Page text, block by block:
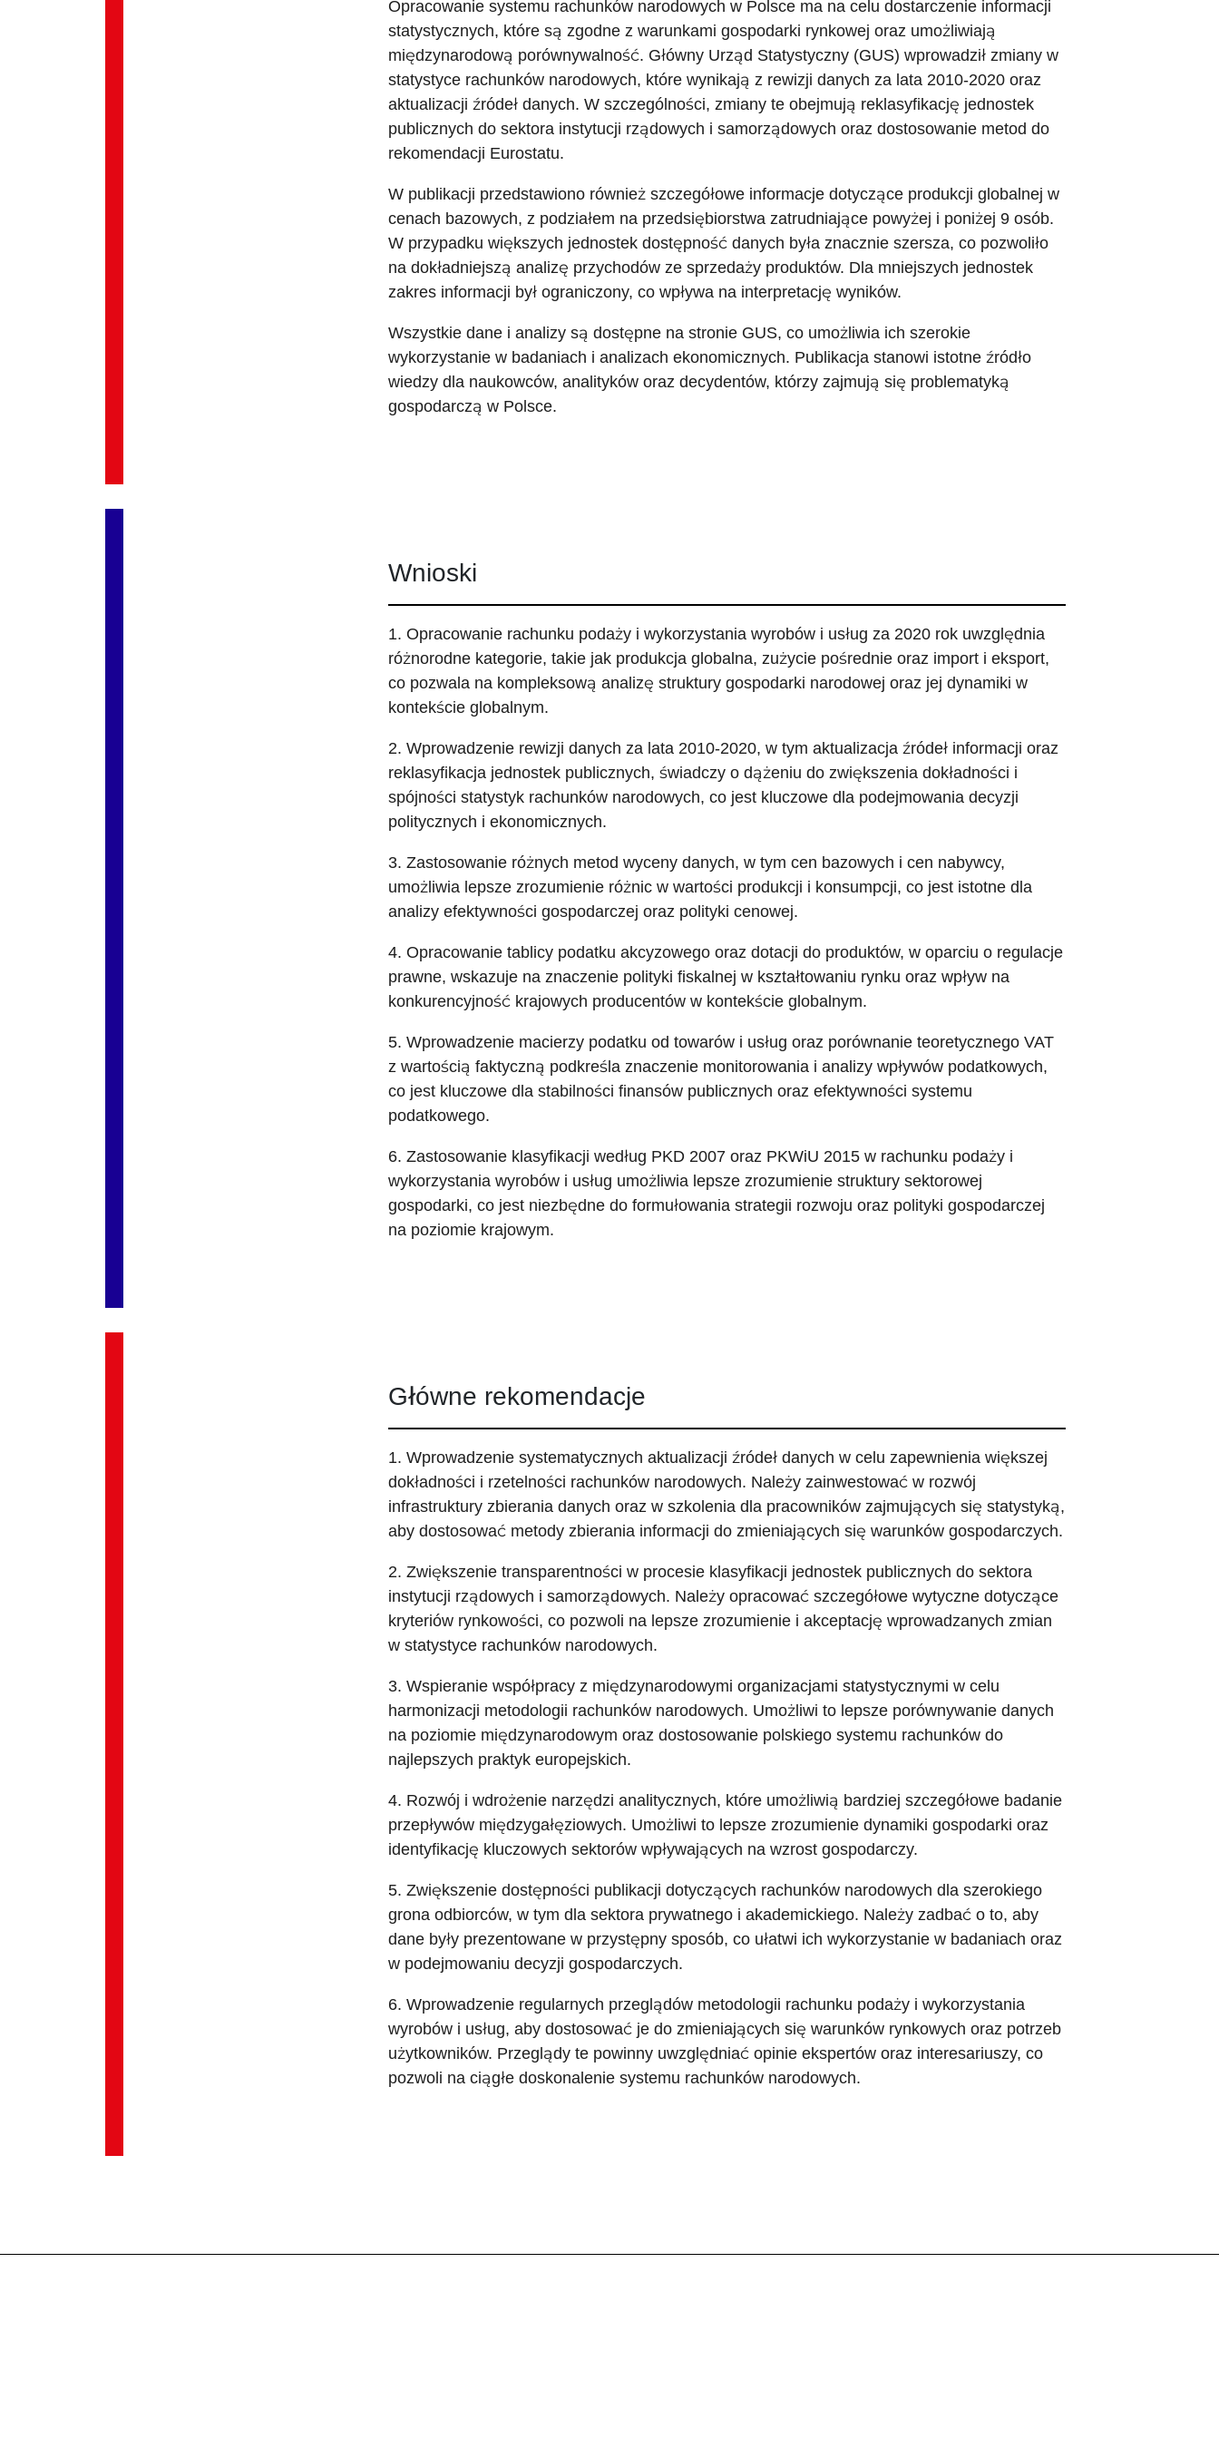
Opracowanie systemu rachunków narodowych w Polsce ma na celu dostarczenie informacji
statystycznych, które są zgodne z warunkami gospodarki rynkowej oraz umożliwiają
międzynarodową porównywalność. Główny Urząd Statystyczny (GUS) wprowadził zmiany w
statystyce rachunków narodowych, które wynikają z rewizji danych za lata 2010-2020 oraz
aktualizacji źródeł danych. W szczególności, zmiany te obejmują reklasyfikację jednostek
publicznych do sektora instytucji rządowych i samorządowych oraz dostosowanie metod do
rekomendacji Eurostatu.
W publikacji przedstawiono również szczegółowe informacje dotyczące produkcji globalnej w
cenach bazowych, z podziałem na przedsiębiorstwa zatrudniające powyżej i poniżej 9 osób.
W przypadku większych jednostek dostępność danych była znacznie szersza, co pozwoliło
na dokładniejszą analizę przychodów ze sprzedaży produktów. Dla mniejszych jednostek
zakres informacji był ograniczony, co wpływa na interpretację wyników.
Wszystkie dane i analizy są dostępne na stronie GUS, co umożliwia ich szerokie
wykorzystanie w badaniach i analizach ekonomicznych. Publikacja stanowi istotne źródło
wiedzy dla naukowców, analityków oraz decydentów, którzy zajmują się problematyką
gospodarczą w Polsce.
Wnioski
1. Opracowanie rachunku podaży i wykorzystania wyrobów i usług za 2020 rok uwzględnia
różnorodne kategorie, takie jak produkcja globalna, zużycie pośrednie oraz import i eksport,
co pozwala na kompleksową analizę struktury gospodarki narodowej oraz jej dynamiki w
kontekście globalnym.
2. Wprowadzenie rewizji danych za lata 2010-2020, w tym aktualizacja źródeł informacji oraz
reklasyfikacja jednostek publicznych, świadczy o dążeniu do zwiększenia dokładności i
spójności statystyk rachunków narodowych, co jest kluczowe dla podejmowania decyzji
politycznych i ekonomicznych.
3. Zastosowanie różnych metod wyceny danych, w tym cen bazowych i cen nabywcy,
umożliwia lepsze zrozumienie różnic w wartości produkcji i konsumpcji, co jest istotne dla
analizy efektywności gospodarczej oraz polityki cenowej.
4. Opracowanie tablicy podatku akcyzowego oraz dotacji do produktów, w oparciu o regulacje
prawne, wskazuje na znaczenie polityki fiskalnej w kształtowaniu rynku oraz wpływ na
konkurencyjność krajowych producentów w kontekście globalnym.
5. Wprowadzenie macierzy podatku od towarów i usług oraz porównanie teoretycznego VAT
z wartością faktyczną podkreśla znaczenie monitorowania i analizy wpływów podatkowych,
co jest kluczowe dla stabilności finansów publicznych oraz efektywności systemu
podatkowego.
6. Zastosowanie klasyfikacji według PKD 2007 oraz PKWiU 2015 w rachunku podaży i
wykorzystania wyrobów i usług umożliwia lepsze zrozumienie struktury sektorowej
gospodarki, co jest niezbędne do formułowania strategii rozwoju oraz polityki gospodarczej
na poziomie krajowym.
Główne rekomendacje
1. Wprowadzenie systematycznych aktualizacji źródeł danych w celu zapewnienia większej
dokładności i rzetelności rachunków narodowych. Należy zainwestować w rozwój
infrastruktury zbierania danych oraz w szkolenia dla pracowników zajmujących się statystyką,
aby dostosować metody zbierania informacji do zmieniających się warunków gospodarczych.
2. Zwiększenie transparentności w procesie klasyfikacji jednostek publicznych do sektora
instytucji rządowych i samorządowych. Należy opracować szczegółowe wytyczne dotyczące
kryteriów rynkowości, co pozwoli na lepsze zrozumienie i akceptację wprowadzanych zmian
w statystyce rachunków narodowych.
3. Wspieranie współpracy z międzynarodowymi organizacjami statystycznymi w celu
harmonizacji metodologii rachunków narodowych. Umożliwi to lepsze porównywanie danych
na poziomie międzynarodowym oraz dostosowanie polskiego systemu rachunków do
najlepszych praktyk europejskich.
4. Rozwój i wdrożenie narzędzi analitycznych, które umożliwią bardziej szczegółowe badanie
przepływów międzygałęziowych. Umożliwi to lepsze zrozumienie dynamiki gospodarki oraz
identyfikację kluczowych sektorów wpływających na wzrost gospodarczy.
5. Zwiększenie dostępności publikacji dotyczących rachunków narodowych dla szerokiego
grona odbiorców, w tym dla sektora prywatnego i akademickiego. Należy zadbać o to, aby
dane były prezentowane w przystępny sposób, co ułatwi ich wykorzystanie w badaniach oraz
w podejmowaniu decyzji gospodarczych.
6. Wprowadzenie regularnych przeglądów metodologii rachunku podaży i wykorzystania
wyrobów i usług, aby dostosować je do zmieniających się warunków rynkowych oraz potrzeb
użytkowników. Przeglądy te powinny uwzględniać opinie ekspertów oraz interesariuszy, co
pozwoli na ciągłe doskonalenie systemu rachunków narodowych.